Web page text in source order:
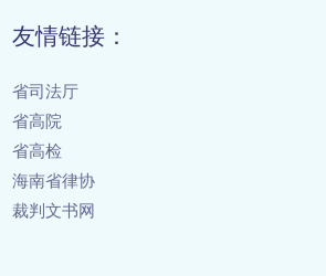
友情链接：
省司法厅
省高院
省高检
海南省律协
裁判文书网